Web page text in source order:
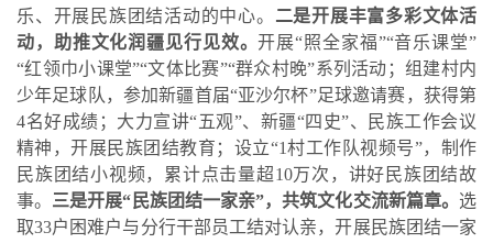
乐、开展民族团结活动的中心。 二是开展丰富多彩文体活
动，助推文化润疆见行见效。开展“照全家福”“音乐课堂”
“红领巾小课堂”“文体比赛”“群众村晚”系列活动；组建村内
少年足球队，参加新疆首届“亚沙尔杯”足球邀请赛，获得第
4名好成绩； 大力宣讲“五观”、新疆“四史”、民族工作会议
精神，开展民族团结教育；设立“1村工作队视频号”，制作
民族团结小视频，累计点击量超10万次，讲好民族团结故
事。 三是开展“民族团结一家亲”，共筑文化交流新篇章。 选
取33户困难户与分行干部员工结对认亲，开展民族团结一家